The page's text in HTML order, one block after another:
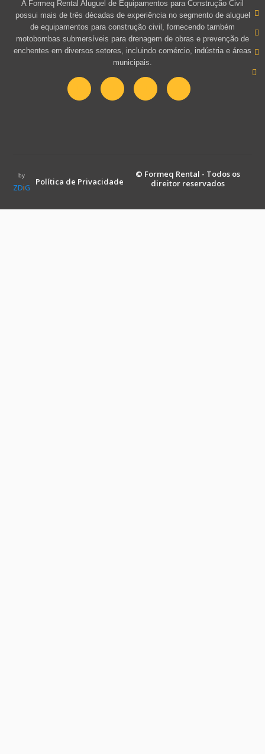
A Formeq Rental Aluguel de Equipamentos para Construção Civil
possui mais de três décadas de experiência no segmento de aluguel
de equipamentos para construção civil, fornecendo também
motobombas submersíveis para drenagem de obras e prevenção de
enchentes em diversos setores, incluindo comércio, indústria e áreas
municipais.
by
ZDiG
Política de Privacidade
© Formeq Rental - Todos os
direitor reservados